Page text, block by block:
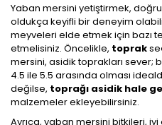
Yaban mersini yetiştirmek, doğru
oldukça keyifli bir deneyim
meyveleri elde etmek için bazı
etmelisiniz. Öncelikle, toprak
mersini, asidik toprakları sever;
4.5 ile 5.5 arasında olması
değilse, toprağı asidik hale
malzemeler ekleyebilirsiniz.
Ayrıca, yaban mersini bitkileri,